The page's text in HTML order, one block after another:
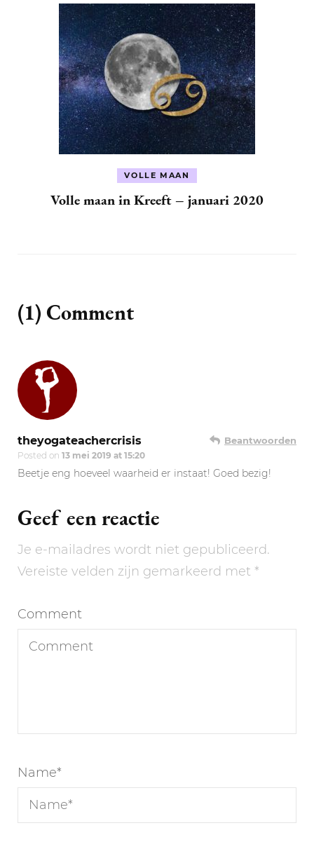
VOLLE MAAN
Volle maan in Kreeft – januari 2020
(1) Comment
theyogateachercrisis
Posted on 13 mei 2019 at 15:20
Beantwoorden
Beetje eng hoeveel waarheid er instaat! Goed bezig!
Geef een reactie
Je e-mailadres wordt niet gepubliceerd.
Vereiste velden zijn gemarkeerd met *
Comment
Name*